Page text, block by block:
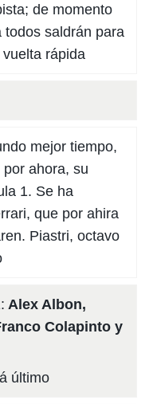
de momento
saldrán para
rápida
mejor tiempo,
ahora, su
1. Se ha
que por ahira
Piastri, octavo
Alex Albon,
Colapinto y
último